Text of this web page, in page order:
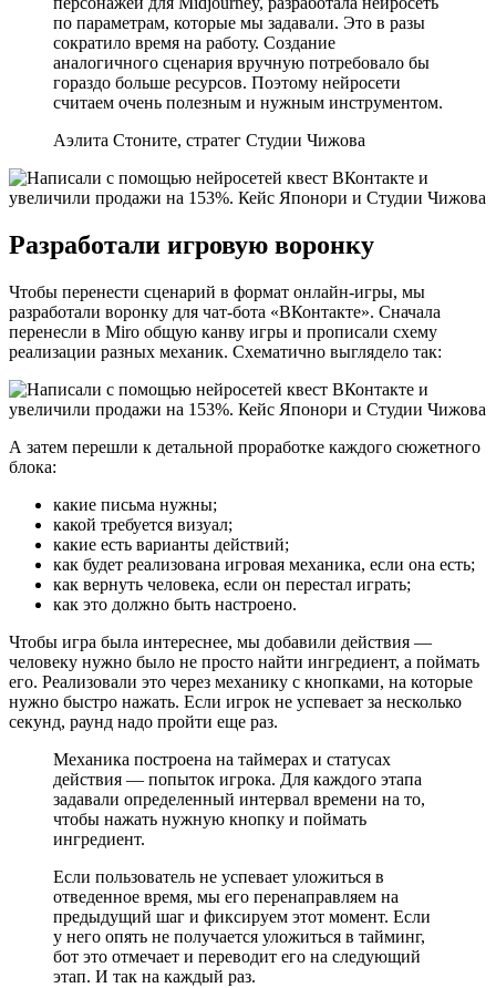
по параметрам, которые мы задавали. Это в разы
сократило время на работу. Создание
аналогичного сценария вручную потребовало бы
гораздо больше ресурсов. Поэтому нейросети
считаем очень полезным и нужным инструментом.
Аэлита Стоните, стратег Студии Чижова
Разработали игровую воронку
Чтобы перенести сценарий в формат онлайн-игры, мы
разработали воронку для чат-бота «ВКонтакте». Сначала
перенесли в Miro общую канву игры и прописали схему
реализации разных механик. Схематично выглядело так:
А затем перешли к детальной проработке каждого сюжетного
блока:
какие письма нужны;
какой требуется визуал;
какие есть варианты действий;
как будет реализована игровая механика, если она есть;
как вернуть человека, если он перестал играть;
как это должно быть настроено.
Чтобы игра была интереснее, мы добавили действия —
человеку нужно было не просто найти ингредиент, а поймать
его. Реализовали это через механику с кнопками, на которые
нужно быстро нажать. Если игрок не успевает за несколько
секунд, раунд надо пройти еще раз.
Механика построена на таймерах и статусах
действия — попыток игрока. Для каждого этапа
задавали определенный интервал времени на то,
чтобы нажать нужную кнопку и поймать
ингредиент.
Если пользователь не успевает уложиться в
отведенное время, мы его перенаправляем на
предыдущий шаг и фиксируем этот момент. Если
у него опять не получается уложиться в тайминг,
бот это отмечает и переводит его на следующий
этап. И так на каждый раз.